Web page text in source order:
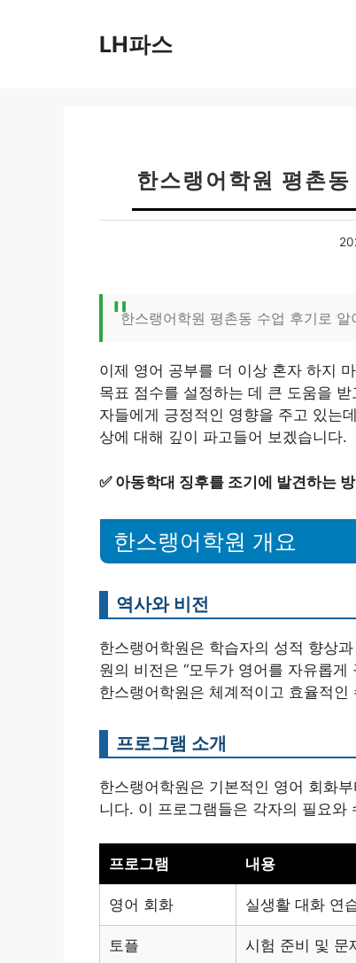
LH파스
한스랭어학원 평촌
한스랭어학원 평촌동 수업 후기로
이제 영어 공부를 더 이상 혼자 하지
목표 점수를 설정하는 데 큰 도움을
자들에게 긍정적인 영향을 주고 있는
상에 대해 깊이 파고들어 보겠습니다.
✅ 아동학대 징후를 조기에 발견하는
한스랭어학원 개요
역사와 비전
한스랭어학원은 학습자의 성적 향상
원의 비전은 “모두가 영어를 자유롭
한스랭어학원은 체계적이고 효율적
프로그램 소개
한스랭어학원은 기본적인 영어 회화
니다. 이 프로그램들은 각자의 필요와
프로그램 내용
영어 회화 실생활 대화 연
토플 시험 준비 및 문